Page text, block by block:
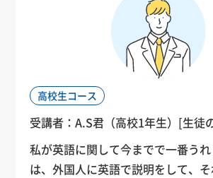
高校生コース
受講者：A.S君（高校1年生） [生徒
私が英語に関して今までで一番う
は、外国人に英語で説明をして、